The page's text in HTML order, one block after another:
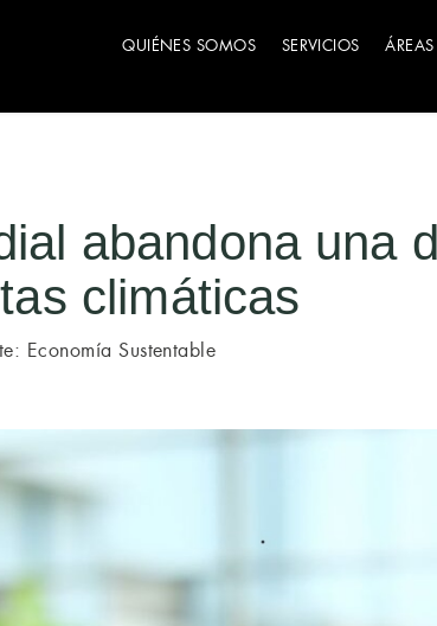
QUIÉNES SOMOS SERVICIOS
abandona una
climáticas
Economía Sustentable